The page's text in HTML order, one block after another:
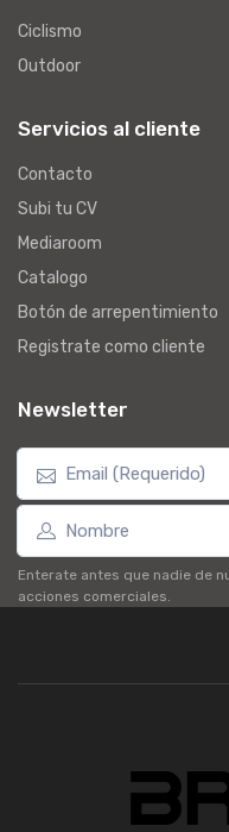
Ciclismo
Outdoor
Servicios al cliente
Contacto
Subi tu CV
Mediaroom
Catalogo
Botón de arrepentimiento
Registrate como cliente
Newsletter
Enterate antes que nadie de
acciones comerciales.